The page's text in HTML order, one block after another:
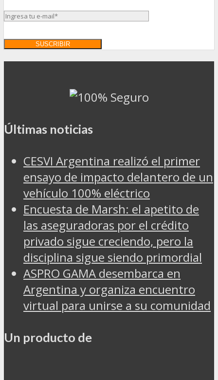
Últimas noticias
CESVI Argentina realizó el primer
ensayo de impacto delantero de un
vehículo 100% eléctrico
Encuesta de Marsh: el apetito de
las aseguradoras por el crédito
privado sigue creciendo, pero la
disciplina sigue siendo primordial
ASPRO GAMA desembarca en
Argentina y organiza encuentro
virtual para unirse a su comunidad
Un producto de